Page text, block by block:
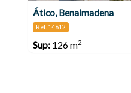
Ático, Benalmadena
Ref. 14612
Sup:126 m2